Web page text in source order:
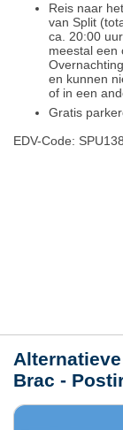
Reis naar
van Split
ca. 20:00
meestal een
en kunnen
of in een
Gratis
EDV-Code: SPU138
Brac -